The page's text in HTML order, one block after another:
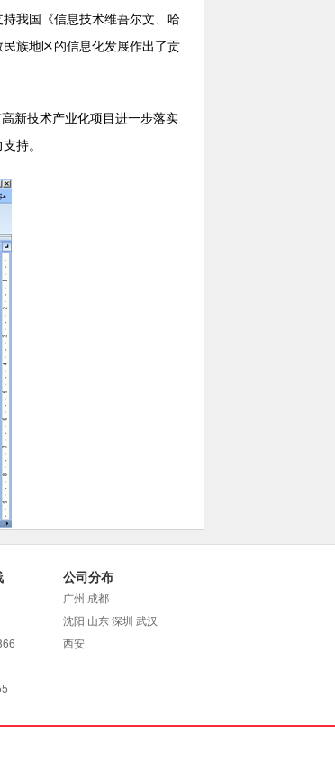
我国《信息技术维吾尔文、哈
族地区的信息化发展作出了贡
新技术产业化项目进一步落实
持。
公司分布
广州 成都
沈阳 山东 深圳 武汉
西安